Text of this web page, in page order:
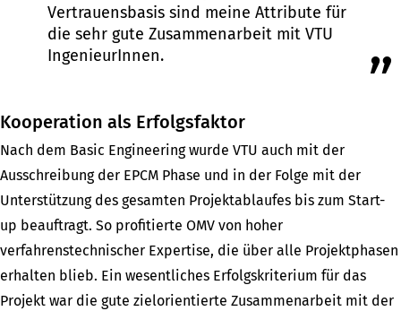
Vertrauensbasis sind meine Attribute für
die sehr gute Zusammenarbeit mit VTU
IngenieurInnen.
”
Kooperation als Erfolgsfaktor
Nach dem Basic Engineering wurde VTU auch mit der
Ausschreibung der EPCM Phase und in der Folge mit der
Unterstützung des gesamten Projektablaufes bis zum Start-
up beauftragt. So profitierte OMV von hoher
verfahrenstechnischer Expertise, die über alle Projektphasen
erhalten blieb. Ein wesentliches Erfolgskriterium für das
Projekt war die gute zielorientierte Zusammenarbeit mit der